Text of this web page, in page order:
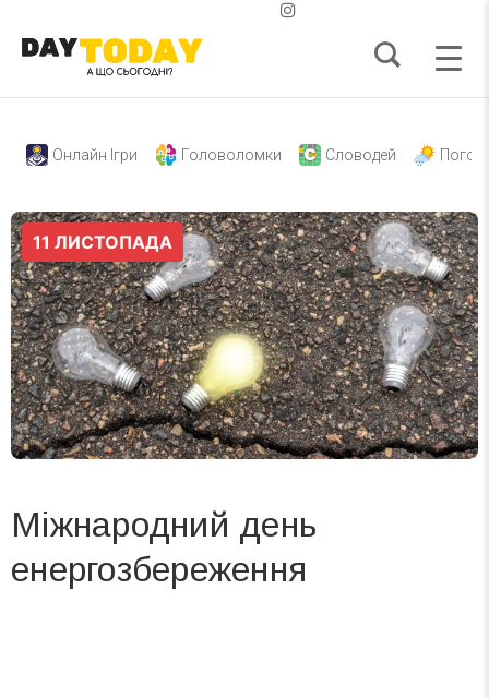
Онлайн Ігри Головоломки Словодей
Міжнародний день
енергозбереження